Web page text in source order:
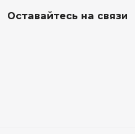
Оставайтесь на связи